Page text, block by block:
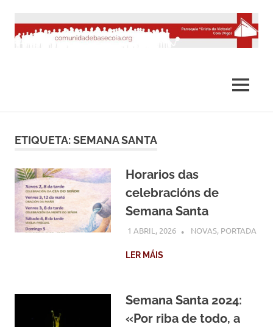
contenido
MENÚ
ETIQUETA:SEMANA SANTA
Horarios das
celebracións de
Semana Santa
1 ABRIL, 2026 COMUNIDADE
NOVAS, PORTADA
LER MÁIS
Semana Santa 2024:
«Por riba de todo, a